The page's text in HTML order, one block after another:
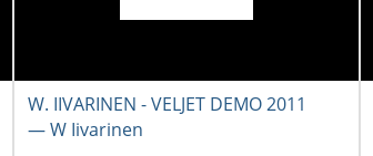
W. IIVARINEN - VELJET DEMO 2011
― W Iivarinen